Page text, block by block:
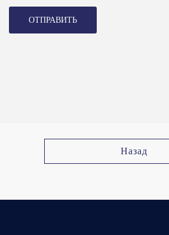
ОТПРАВИТЬ
Назад